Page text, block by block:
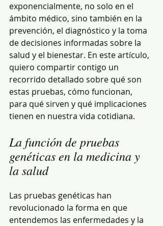
exponencialmente, no solo en el
ámbito médico, sino también en la
prevención, el diagnóstico y la toma
de decisiones informadas sobre la
salud y el bienestar. En este artículo,
quiero compartir contigo un
recorrido detallado sobre qué son
estas pruebas, cómo funcionan,
para qué sirven y qué implicaciones
tienen en nuestra vida cotidiana.
La función de pruebas
genéticas en la medicina y
la salud
Las pruebas genéticas han
revolucionado la forma en que
entendemos las enfermedades y la